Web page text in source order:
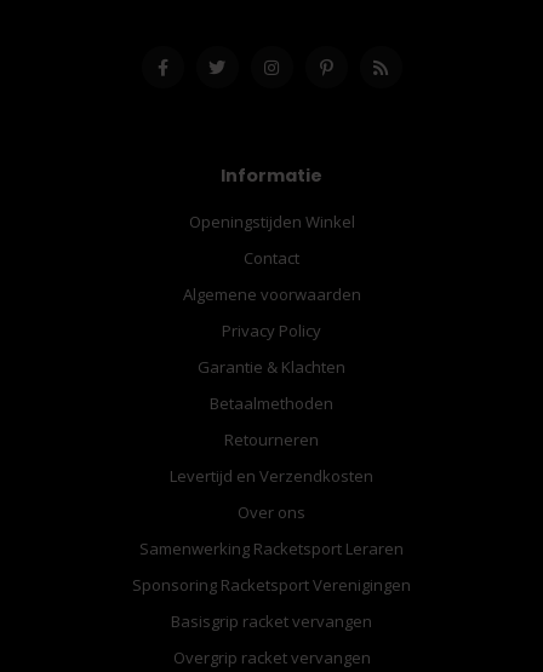
Informatie
Openingstijden Winkel
Contact
Algemene voorwaarden
Privacy Policy
Garantie & Klachten
Betaalmethoden
Retourneren
Levertijd en Verzendkosten
Over ons
Samenwerking Racketsport Leraren
Sponsoring Racketsport Verenigingen
Basisgrip racket vervangen
Overgrip racket vervangen